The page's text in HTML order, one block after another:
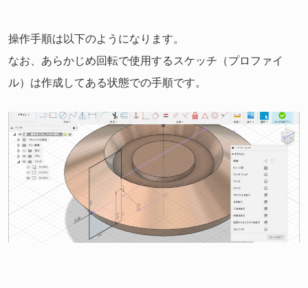
操作手順は以下のようになります。
なお、あらかじめ回転で使用するスケッチ（プロファイ
ル）は作成してある状態での手順です。